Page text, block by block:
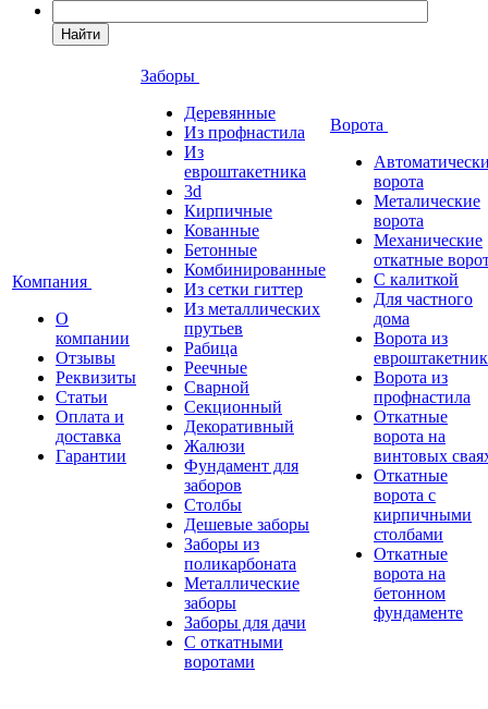
Найти
Компания
О
компании
Отзывы
Реквизиты
Статьи
Оплата и
доставка
Гарантии
Заборы
Деревянные
Из профнастила
Из
евроштакетника
3d
Кирпичные
Кованные
Бетонные
Комбинированные
Из сетки гиттер
Из металлических
прутьев
Рабица
Реечные
Сварной
Секционный
Декоративный
Жалюзи
Фундамент для
заборов
Столбы
Дешевые заборы
Заборы из
поликарбоната
Металлические
заборы
Заборы для дачи
С откатными
воротами
Ворота
ворота
Металические
ворота
Механические
откатные
С калиткой
Для частного
дома
Ворота из
Ворота из
профнастила
Откатные
ворота на
винтовых
Откатные
ворота с
кирпичными
столбами
Откатные
ворота на
бетонном
фундаменте